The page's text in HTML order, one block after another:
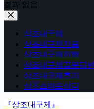
결과 없음
상조내구제
상조내구제자료
상조내구제진행
상조내구제질문답변
상조내구제후기
상조스피드상담
『상조내구제』